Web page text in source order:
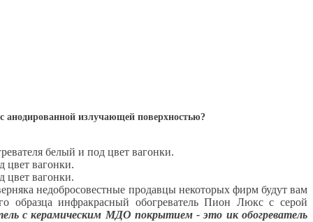
излучающей поверхностью?
белый и под цвет вагонки.
цвет вагонки.
цвет вагонки.
недобросовестные продавцы некоторых фирм будут вам
образца инфракрасный обогреватель Пион Люкс с серой
с керамическим МДО покрытием - это ик обогреватель